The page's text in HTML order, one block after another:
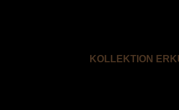
KOLLEKTION